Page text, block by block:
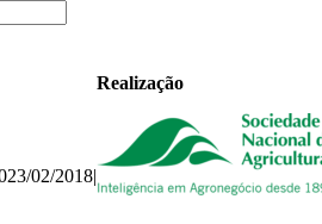
23/02/2018|
Realização